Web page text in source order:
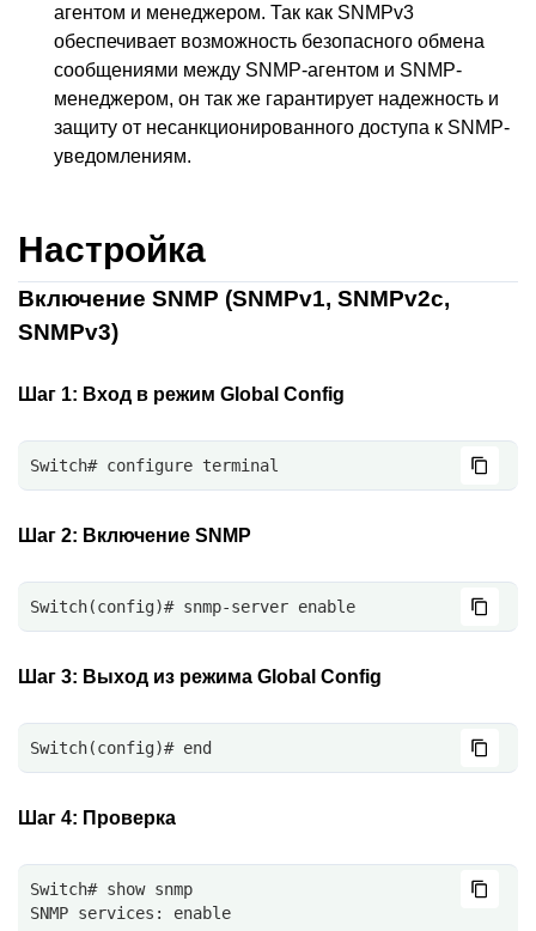
агентом и менеджером. Так как SNMPv3
обеспечивает возможность безопасного обмена
сообщениями между SNMP-агентом и SNMP-
менеджером, он так же гарантирует надежность и
защиту от несанкционированного доступа к SNMP-
уведомлениям.
Настройка
Включение SNMP (SNMPv1, SNMPv2c,
SNMPv3)
Шаг 1: Вход в режим Global Config
Switch# configure terminal
Шаг 2: Включение SNMP
Switch(config)# snmp-server enable
Шаг 3: Выход из режима Global Config
Switch(config)# end
Шаг 4: Проверка
Switch# show snmp
SNMP services: enable